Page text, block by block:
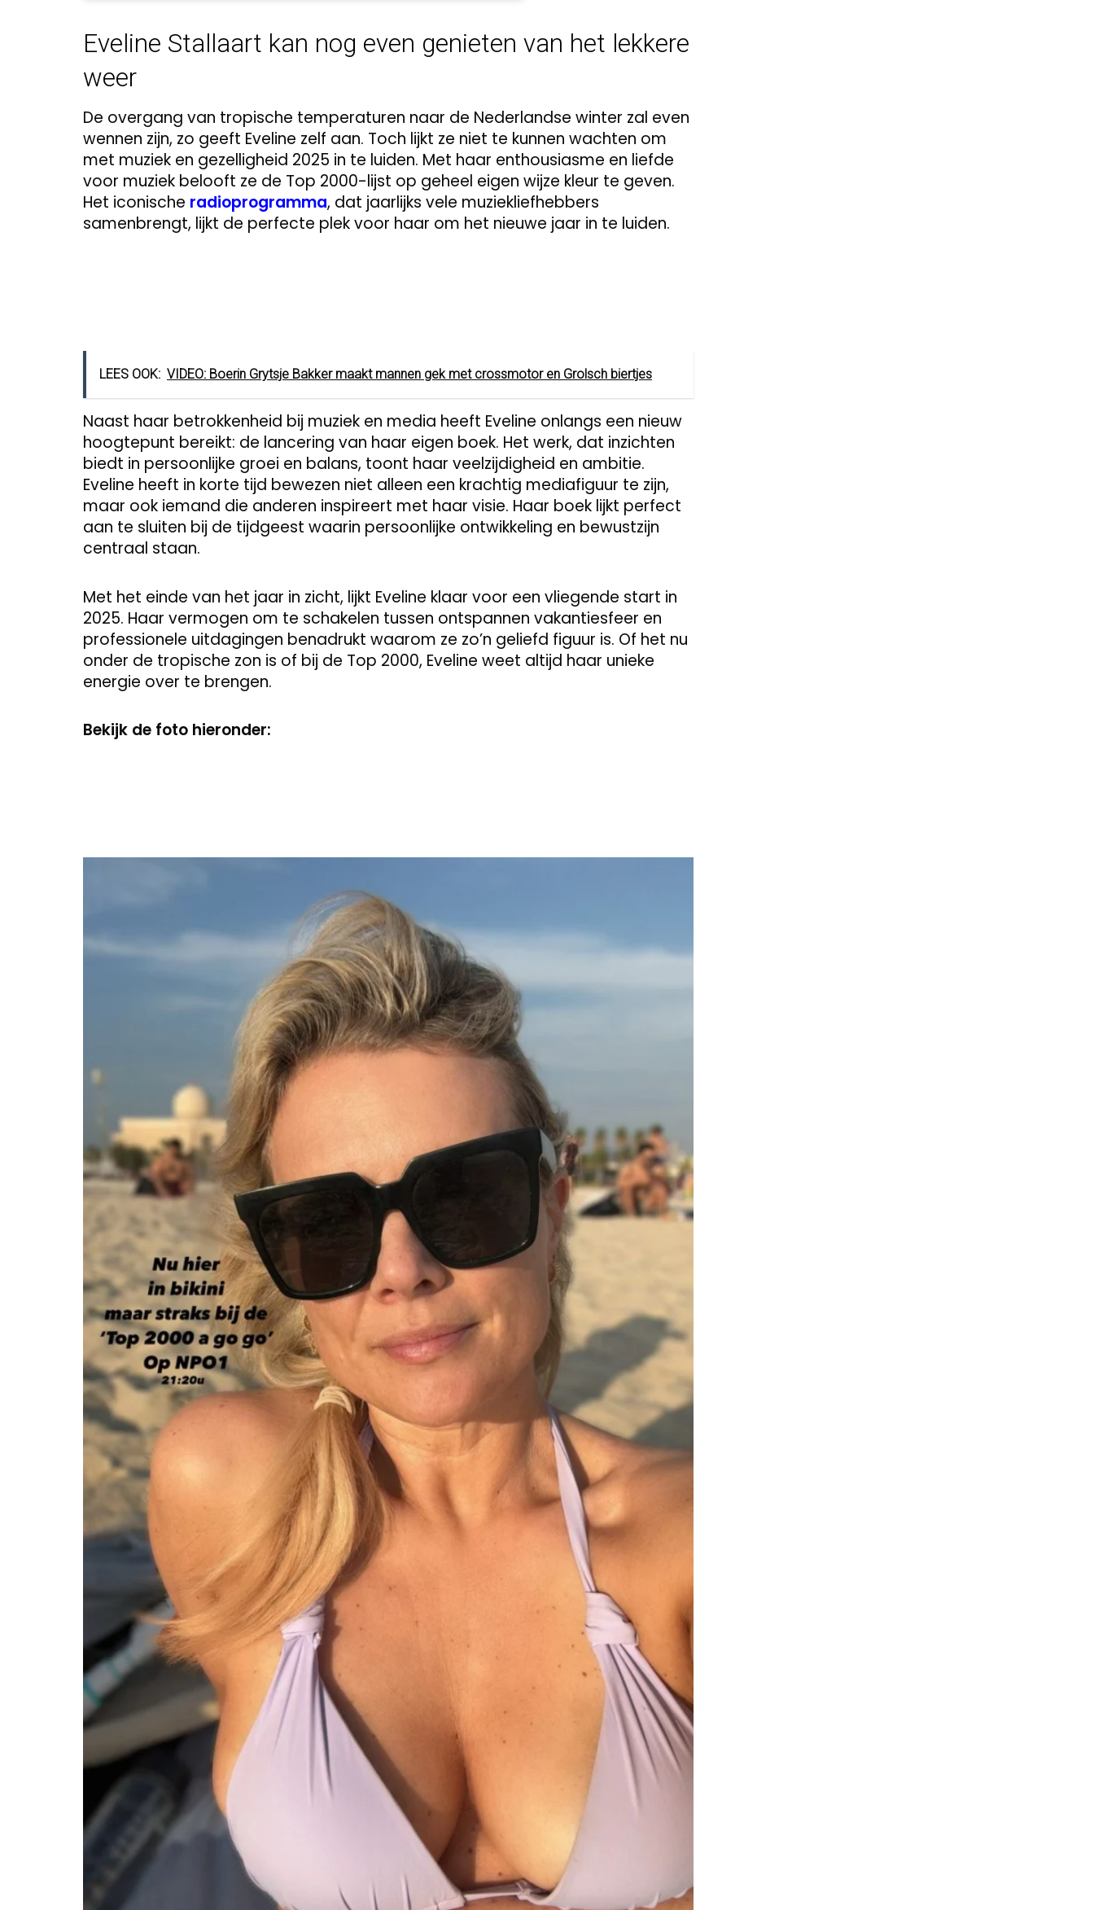
Eveline Stallaart kan nog even genieten van het lekkere
weer
De overgang van tropische temperaturen naar de Nederlandse winter zal even
wennen zijn, zo geeft Eveline zelf aan. Toch lijkt ze niet te kunnen wachten om
met muziek en gezelligheid 2025 in te luiden. Met haar enthousiasme en liefde
voor muziek belooft ze de Top 2000-lijst op geheel eigen wijze kleur te geven.
Het iconische radioprogramma, dat jaarlijks vele muziekliefhebbers
samenbrengt, lijkt de perfecte plek voor haar om het nieuwe jaar in te luiden.
LEES OOK: VIDEO: Boerin Grytsje Bakker maakt mannen gek met crossmotor en Grolsch biertjes
Naast haar betrokkenheid bij muziek en media heeft Eveline onlangs een nieuw
hoogtepunt bereikt: de lancering van haar eigen boek. Het werk, dat inzichten
biedt in persoonlijke groei en balans, toont haar veelzijdigheid en ambitie.
Eveline heeft in korte tijd bewezen niet alleen een krachtig mediafiguur te zijn,
maar ook iemand die anderen inspireert met haar visie. Haar boek lijkt perfect
aan te sluiten bij de tijdgeest waarin persoonlijke ontwikkeling en bewustzijn
centraal staan.
Met het einde van het jaar in zicht, lijkt Eveline klaar voor een vliegende start in
2025. Haar vermogen om te schakelen tussen ontspannen vakantiesfeer en
professionele uitdagingen benadrukt waarom ze zo’n geliefd figuur is. Of het nu
onder de tropische zon is of bij de Top 2000, Eveline weet altijd haar unieke
energie over te brengen.
Bekijk de foto hieronder: